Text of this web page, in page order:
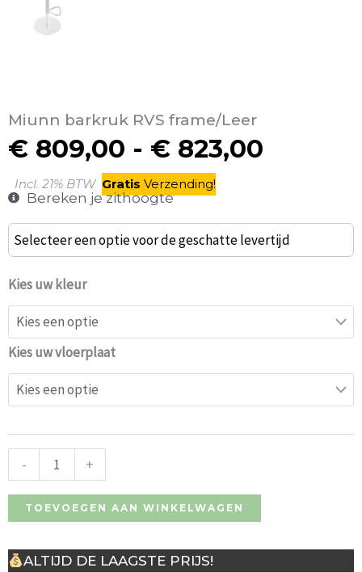
Miunn barkruk RVS frame/Leer
€ 809,00 - € 823,00
€
Incl. 21% BTW Gratis Verzending!
Bereken je zithoogte
Selecteer een optie voor de geschatte levertijd
Kies uw kleur
Kies uw vloerplaat
-
Miunn
barkruk
RVS
frame/Leer
aantal
+
TOEVOEGEN AAN WINKELWAGEN
ALTIJD DE LAAGSTE PRIJS!